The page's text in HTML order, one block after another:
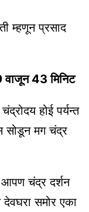
म्हणून प्रसाद
वाजून 43 मिनिट
होई पर्यन्त
सोडून मग चंद्र
चंद्र दर्शन
समोर एका